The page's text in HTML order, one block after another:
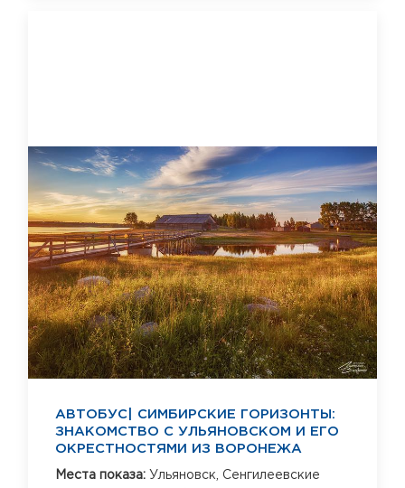
АВТОБУС| СИМБИРСКИЕ ГОРИЗОНТЫ:
ЗНАКОМСТВО С УЛЬЯНОВСКОМ И ЕГО
ОКРЕСТНОСТЯМИ ИЗ ВОРОНЕЖА
Места показа: Ульяновск, Сенгилеевские